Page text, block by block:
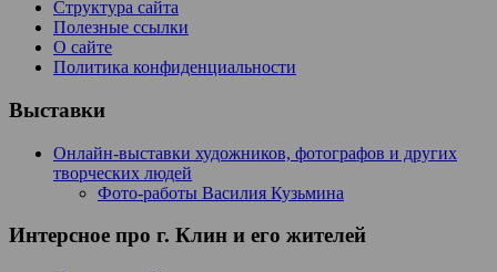
Структура сайта
Полезные ссылки
О сайте
Политика конфиденциальности
Выставки
Онлайн-выставки художников, фотографов и других
творческих людей
Фото-работы Василия Кузьмина
Интерсное про г. Клин и его жителей